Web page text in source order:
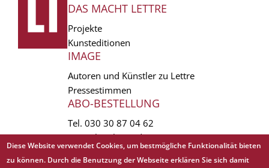
DAS MACHT LETTRE
Projekte
Kunsteditionen
IMAGE
Autoren und Künstler zu Lettre
Pressestimmen
ABO-BESTELLUNG
Tel. 030 30 87 04 62
vertrieb(at)lettre.de
Diese Website verwendet Cookies, um bestmögliche Funktionalität bieten
zu können. Durch die Benutzung der Webseite erklären Sie sich damit